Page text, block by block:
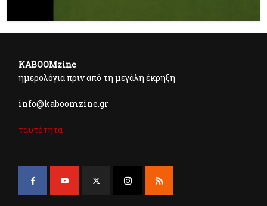
KABOOMzine
ημερολόγια πριν από τη μεγάλη έκρηξη
info@kaboomzine.gr
ταυτότητα